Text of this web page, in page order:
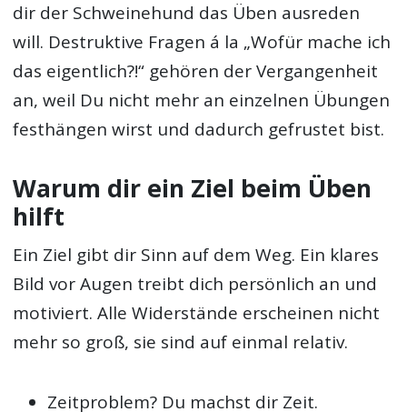
dir der Schweinehund das Üben ausreden
will. Destruktive Fragen á la „Wofür mache ich
das eigentlich?!“ gehören der Vergangenheit
an, weil Du nicht mehr an einzelnen Übungen
festhängen wirst und dadurch gefrustet bist.
Warum dir ein Ziel beim Üben
hilft
Ein Ziel gibt dir Sinn auf dem Weg. Ein klares
Bild vor Augen treibt dich persönlich an und
motiviert. Alle Widerstände erscheinen nicht
mehr so groß, sie sind auf einmal relativ.
Zeitproblem? Du machst dir Zeit.